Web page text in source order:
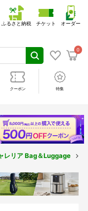
0
ふるさと納税 チケット オーダー
クーポン 特集
レリア Bag＆Luggage